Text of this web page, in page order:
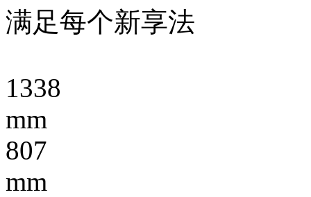
满足每个新享法
1338
mm
807
mm